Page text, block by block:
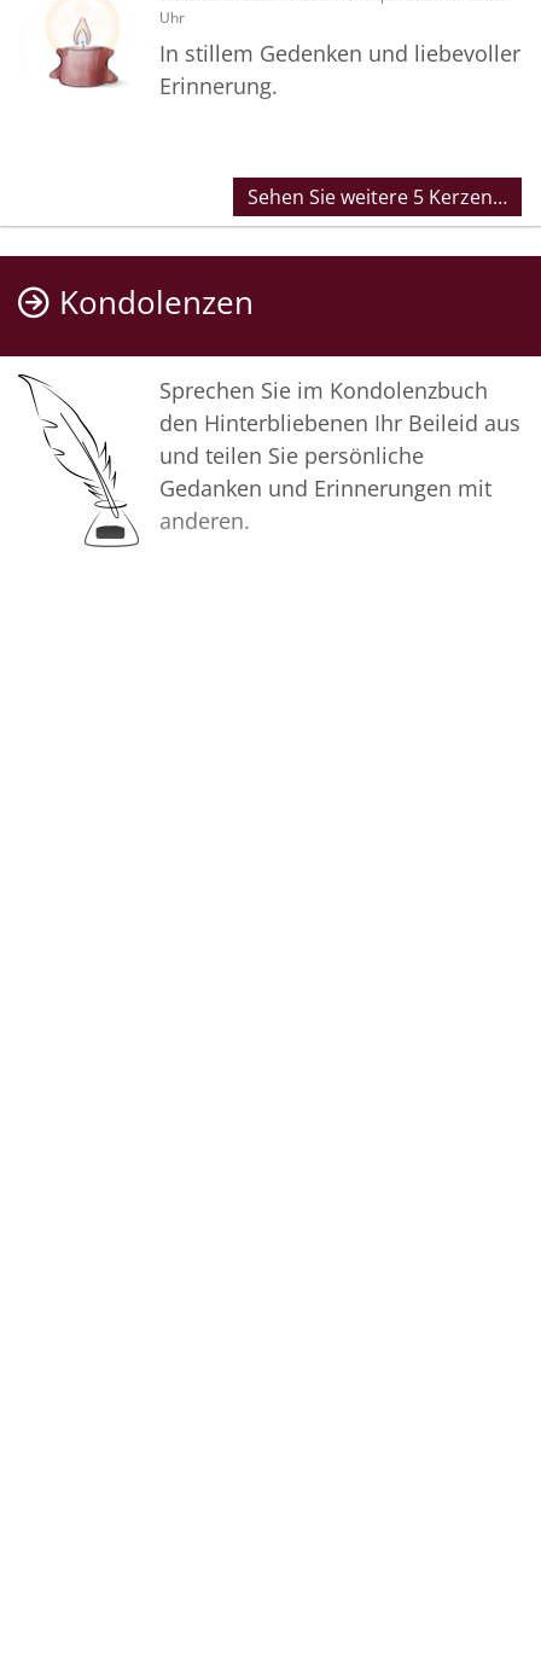
Uhr
In stillem Gedenken und liebevoller
Erinnerung.
Sehen Sie weitere 5 Kerzen…
Kondolenzen
Sprechen Sie im Kondolenzbuch
den Hinterbliebenen Ihr Beileid aus
und teilen Sie persönliche
Gedanken und Erinnerungen mit
anderen.